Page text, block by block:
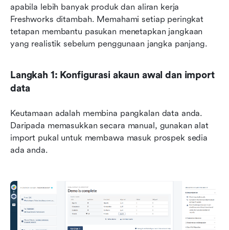
apabila lebih banyak produk dan aliran kerja
Freshworks ditambah. Memahami setiap peringkat
tetapan membantu pasukan menetapkan jangkaan
yang realistik sebelum penggunaan jangka panjang.
Langkah 1: Konfigurasi akaun awal dan import
data
Keutamaan adalah membina pangkalan data anda.
Daripada memasukkan secara manual, gunakan alat
import pukal untuk membawa masuk prospek sedia
ada anda.